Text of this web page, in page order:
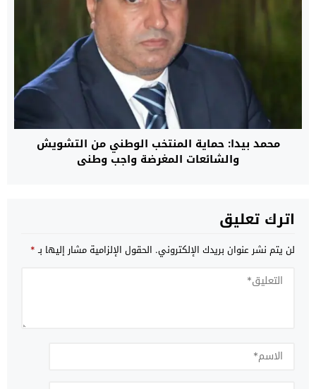
محمد بيدا: حماية المنتخب الوطني من التشويش
والشائعات المغرضة واجب وطني
اترك تعليق
لن يتم نشر عنوان بريدك الإلكتروني. الحقول الإلزامية مشار إليها بـ*